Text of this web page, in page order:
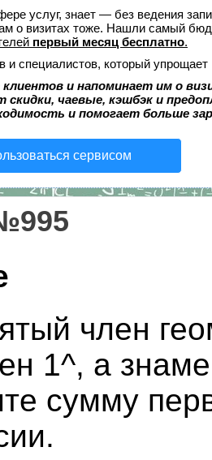
услуг, знает — без ведения
о визитах тоже. Нашли самый
первый месяц бесплатно.
и специалистов, который упрощает
и напоминает им о
скидки, чаевые, кэшбэк и
и помогает больше
сервисом
член
1^, а
сумму